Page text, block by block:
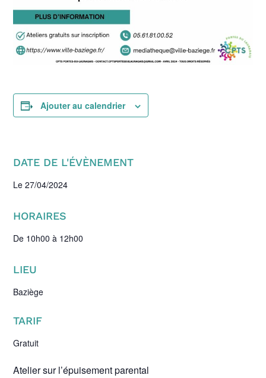
Ajouter au calendrier
DATE DE L'ÉVÈNEMENT
Le 27/04/2024
HORAIRES
De 10h00 à 12h00
LIEU
Baziège
TARIF
Gratuit
Atelier sur l’épuisement parental